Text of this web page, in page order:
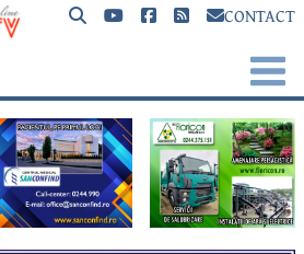
CONTACT